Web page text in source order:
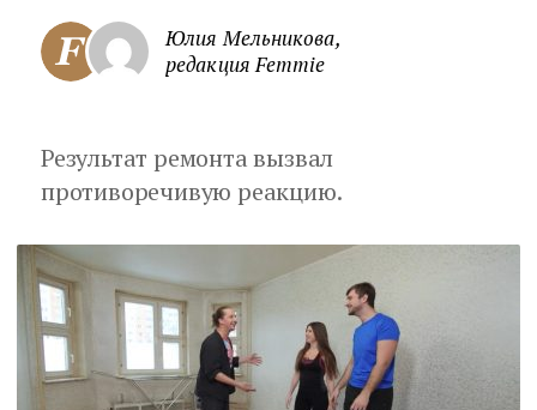
Юлия Мельникова,
редакция Femmie
Результат ремонта вызвал
противоречивую реакцию.